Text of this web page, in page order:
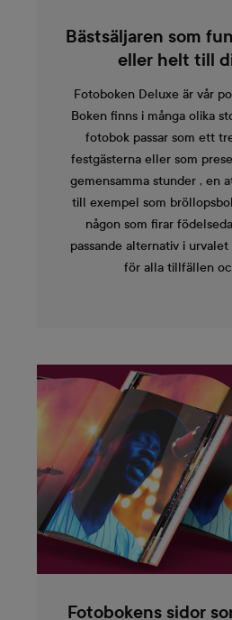
Bästsäljaren som
eller helt till
Fotoboken Deluxe är vår
Boken finns i många olika
fotobok passar som ett
festgästerna eller som
gemensamma stunder , en
till exempel som
någon som firar
passande alternativ i
för alla tillfällen
Fotobokens sidor